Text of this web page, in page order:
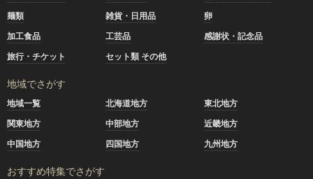
麺類
雑貨・日用品
卵
加工食品
工芸品
感謝状・記念品
旅行・チケット
セット類 その他
地域でさがす
地域一覧 北海道地方
東北地方
関東地方
中部地方
近畿地方
中国地方
四国地方 九州地方
おすすめ特集でさがす